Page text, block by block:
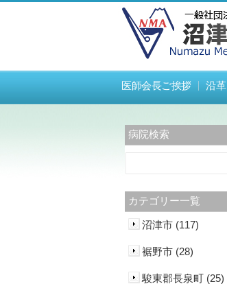
医師会長ご挨拶 沿革
病院検索
カテゴリー一覧
沼津市 (117)
裾野市 (28)
駿東郡長泉町 (25)